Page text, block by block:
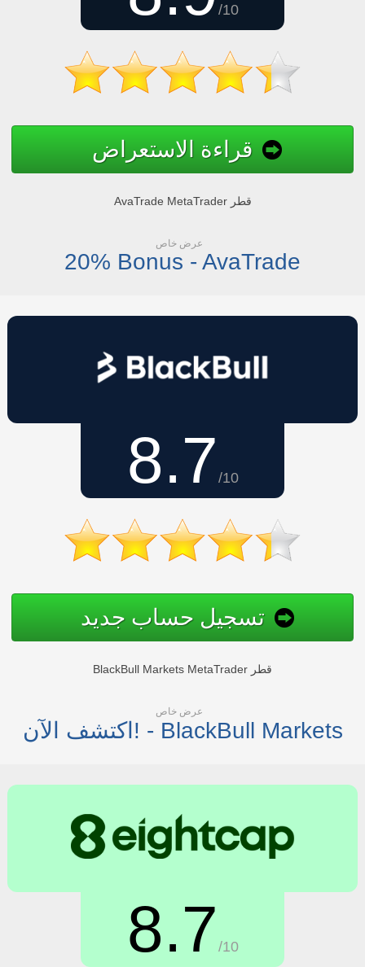
/10
قراءة الاستعراض
AvaTrade MetaTrader قطر
عرض خاص
20% Bonus - AvaTrade
8.7 /10
تسجيل حساب جديد
BlackBull Markets MetaTrader قطر
عرض خاص
اكتشف الآن! - BlackBull Markets
8.7 /10